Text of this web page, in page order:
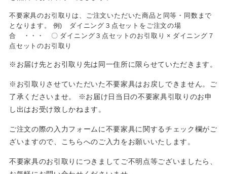
不要家具のお引取りは、ご注文いただいた商品と同等・同数まで
となります。 例) ダイニング３点セットをご注文の場
合 ・・・ 〇 ダイニング３点セットのお引取り × ダイニング７
点セットのお引取り
※お届け先とお引取り先は同一住所に限らせていただきます。
※お引取りさせていただいた不要家具はお戻しできません。ご
了承くださいませ。 ※お届け日当日の不要家具引取りのお申
し出はお受け致しかねます。
ご注文の際の入力フォームに不要家具に関するチェック欄がご
ざいますので、こちらへのご入力をお願いいたします。
不要家具のお引取りにつきましてご不明点等ございましたら、